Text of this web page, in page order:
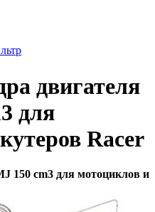
двигателя
для
Racer
150 cm3 для мотоциклов и